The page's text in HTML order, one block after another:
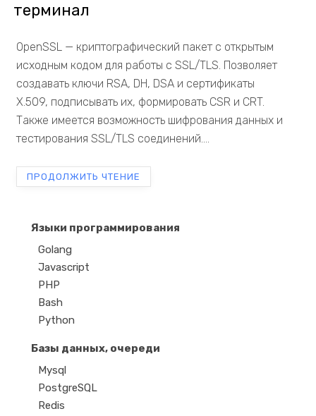
терминал
OpenSSL — криптографический пакет с открытым
исходным кодом для работы с SSL/TLS. Позволяет
создавать ключи RSA, DH, DSA и сертификаты
X.509, подписывать их, формировать CSR и CRT.
Также имеется возможность шифрования данных и
тестирования SSL/TLS соединений....
ПРОДОЛЖИТЬ ЧТЕНИЕ
Языки программирования
Golang
Javascript
PHP
Bash
Python
Базы данных, очереди
Mysql
PostgreSQL
Redis